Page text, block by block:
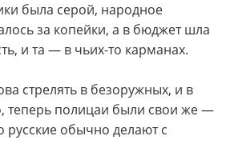
была серой, народное
за копейки, а в бюджет шла
и та — в чьих-то карманах.
стрелять в безоружных, и в
теперь полицаи были свои же —
русские обычно делают с